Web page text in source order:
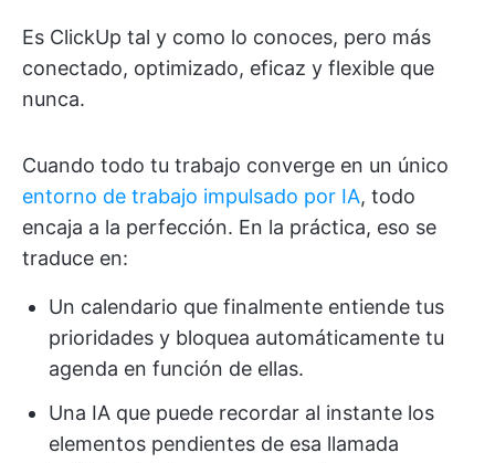
Es ClickUp tal y como lo conoces, pero más
conectado, optimizado, eficaz y flexible que
nunca.
Cuando todo tu trabajo converge en un único
entorno de trabajo impulsado por IA, todo
encaja a la perfección. En la práctica, eso se
traduce en:
Un calendario que finalmente entiende tus
prioridades y bloquea automáticamente tu
agenda en función de ellas.
Una IA que puede recordar al instante los
elementos pendientes de esa llamada